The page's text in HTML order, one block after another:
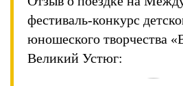
фестиваль-конкурс
юношеского творчества
Великий Устюг: